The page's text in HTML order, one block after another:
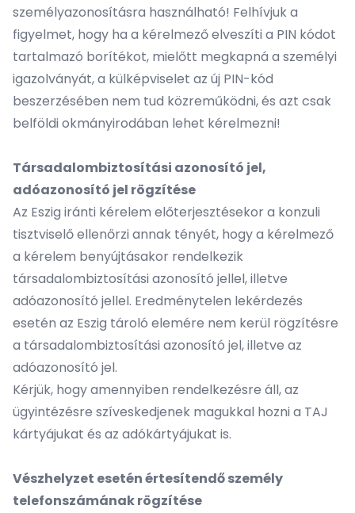
személyazonosításra használható! Felhívjuk a
figyelmet, hogy ha a kérelmező elveszíti a PIN kódot
tartalmazó borítékot, mielőtt megkapná a személyi
igazolványát, a külképviselet az új PIN-kód
beszerzésében nem tud közreműködni, és azt csak
belföldi okmányirodában lehet kérelmezni!
Társadalombiztosítási azonosító jel,
adóazonosító jel rögzítése
Az Eszig iránti kérelem előterjesztésekor a konzuli
tisztviselő ellenőrzi annak tényét, hogy a kérelmező
a kérelem benyújtásakor rendelkezik
társadalombiztosítási azonosító jellel, illetve
adóazonosító jellel. Eredménytelen lekérdezés
esetén az Eszig tároló elemére nem kerül rögzítésre
a társadalombiztosítási azonosító jel, illetve az
adóazonosító jel.
Kérjük, hogy amennyiben rendelkezésre áll, az
ügyintézésre szíveskedjenek magukkal hozni a TAJ
kártyájukat és az adókártyájukat is.
Vészhelyzet esetén értesítendő személy
telefonszámának rögzítése